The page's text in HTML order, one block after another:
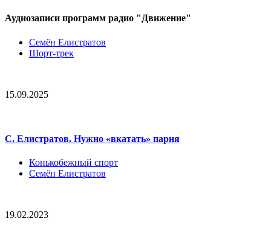
Аудиозаписи программ радио "Движение"
Семён Елистратов
Шорт-трек
15.09.2025
С. Елистратов. Нужно «вкатать» парня
Конькобежный спорт
Семён Елистратов
19.02.2023